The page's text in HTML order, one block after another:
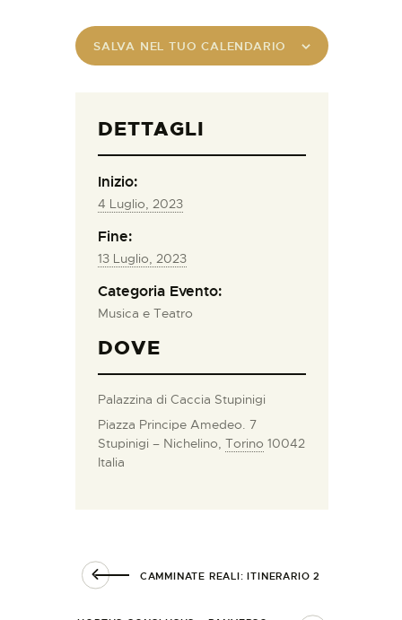
SALVA NEL TUO CALENDARIO
DETTAGLI
Inizio:
4 Luglio, 2023
Fine:
13 Luglio, 2023
Categoria Evento:
Musica e Teatro
DOVE
Palazzina di Caccia Stupinigi
Piazza Principe Amedeo. 7
Stupinigi – Nichelino, Torino 10042
Italia
CAMMINATE REALI: ITINERARIO 2